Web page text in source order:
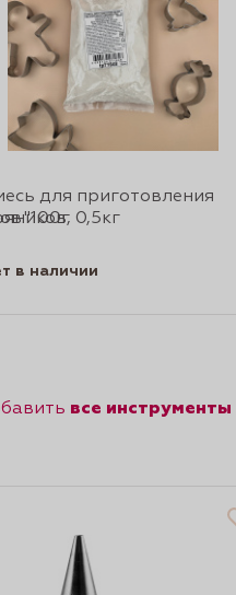
для приготовления
0,5кг
в наличии
все инструменты